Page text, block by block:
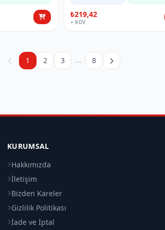
₺219,42
+ KDV
1 2 3 … 8
KURUMSAL
Hakkımızda
İletişim
Bizden Kareler
Gizlilik Politikası
İade ve İptal